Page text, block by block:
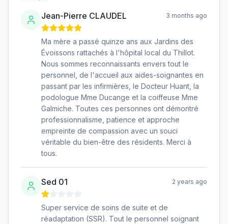
Jean-Pierre CLAUDEL 3 months ago
Ma mère a passé quinze ans aux Jardins des
Évoissons rattachés à l'hôpital local du Thillot.
Nous sommes reconnaissants envers tout le
personnel, de l'accueil aux aides-soignantes en
passant par les infirmières, le Docteur Huant, la
podologue Mme Ducange et la coiffeuse Mme
Galmiche. Toutes ces personnes ont démontré
professionnalisme, patience et approche
empreinte de compassion avec un souci
véritable du bien-être des résidents. Merci à
tous.
Sed 01 2 years ago
Super service de soins de suite et de
réadaptation (SSR). Tout le personnel soignant